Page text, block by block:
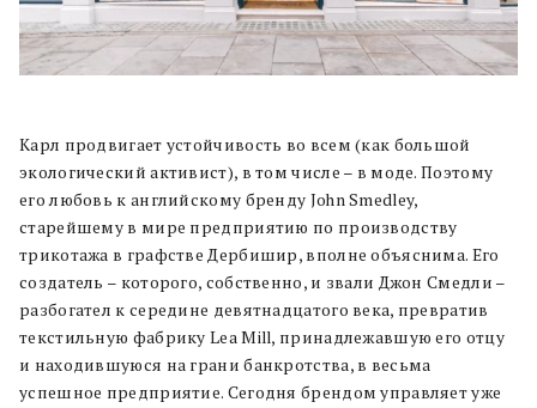
Карл продвигает устойчивость во всем (как большой
экологический активист), в том числе – в моде. Поэтому
его любовь к английскому бренду John Smedley,
старейшему в мире предприятию по производству
трикотажа в графстве Дербишир, вполне объяснима. Его
создатель – которого, собственно, и звали Джон Смедли –
разбогател к середине девятнадцатого века, превратив
текстильную фабрику Lea Mill, принадлежавшую его отцу
и находившуюся на грани банкротства, в весьма
успешное предприятие. Сегодня брендом управляет уже